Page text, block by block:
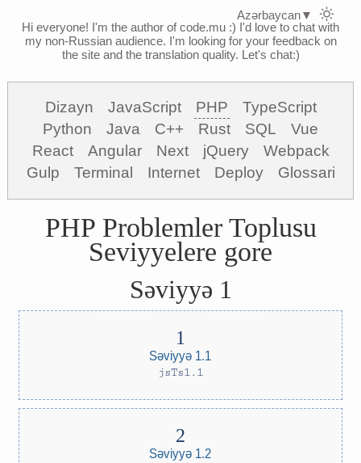
Hi everyone! I'm the author of code.mu :) I'd love to chat with
my non-Russian audience. I'm looking for your feedback on
the site and the translation quality. Let's chat:)
Dizayn JavaScript PHP
TypeScript
Python
Java C++ Rust SQL
Vue
React
Angular Next jQuery
Webpack
Gulp
Terminal Internet Deploy Glossari
PHP Problemler Toplusu
Seviyyelere gore
Səviyyə 1
Səviyyə 1.1
jsTs1.1
Səviyyə 1.2
Azərbaycan▼